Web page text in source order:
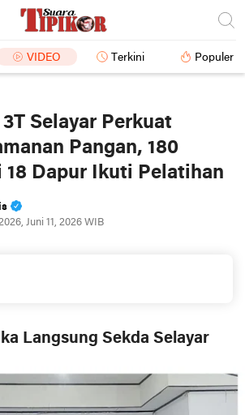
VIDEO Terkini Populer
Selayar Perkuat
Pangan, 180
18 Dapur Ikuti Pelatihan
Juni 11, 2026 WIB
Langsung Sekda Selayar